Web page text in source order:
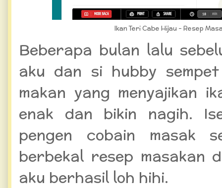
Ikan Teri Cabe Hijau - Resep
Beberapa bulan lalu
aku dan si hubby
makan yang menyajikan
enak dan bikin nagih.
pengen cobain masak
berbekal resep masakan
aku berhasil loh hihi.